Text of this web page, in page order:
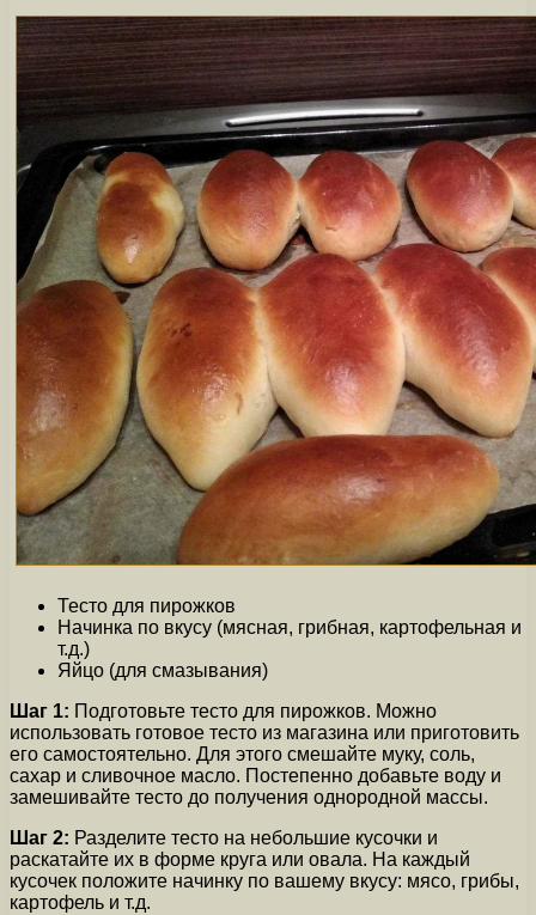
Тесто для пирожков
Начинка по вкусу (мясная, грибная, картофельная и
т.д.)
Яйцо (для смазывания)
Шаг 1: Подготовьте тесто для пирожков. Можно
использовать готовое тесто из магазина или приготовить
его самостоятельно. Для этого смешайте муку, соль,
сахар и сливочное масло. Постепенно добавьте воду и
замешивайте тесто до получения однородной массы.
Шаг 2: Разделите тесто на небольшие кусочки и
раскатайте их в форме круга или овала. На каждый
кусочек положите начинку по вашему вкусу: мясо, грибы,
картофель и т.д.